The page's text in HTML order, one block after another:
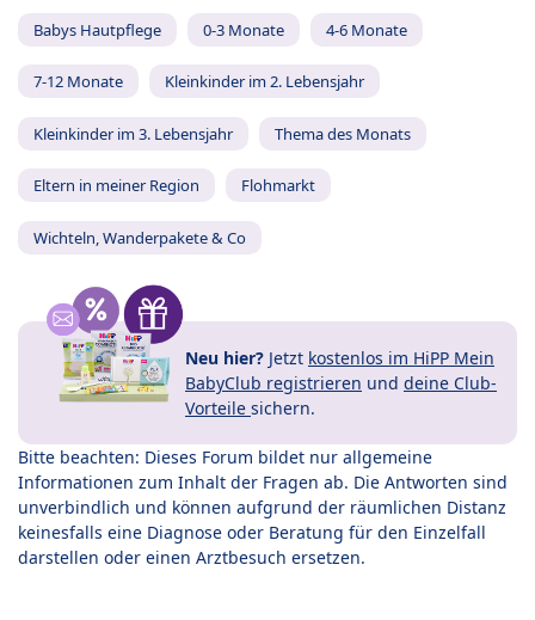
Babys Hautpflege 0-3 Monate 4-6 Monate
7-12 Monate Kleinkinder im 2. Lebensjahr
Kleinkinder im 3. Lebensjahr Thema des Monats
Eltern in meiner Region Flohmarkt
Wichteln, Wanderpakete & Co
Neu hier? Jetzt kostenlos im HiPP Mein
BabyClub registrieren und deine Club-
Vorteile sichern.
Bitte beachten: Dieses Forum bildet nur allgemeine
Informationen zum Inhalt der Fragen ab. Die Antworten sind
unverbindlich und können aufgrund der räumlichen Distanz
keinesfalls eine Diagnose oder Beratung für den Einzelfall
darstellen oder einen Arztbesuch ersetzen.